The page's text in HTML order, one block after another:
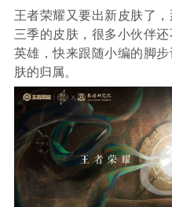
王者荣耀又要出新皮肤了
三季的皮肤，很多小伙伴
英雄，快来跟随小编的脚
肤的归属。